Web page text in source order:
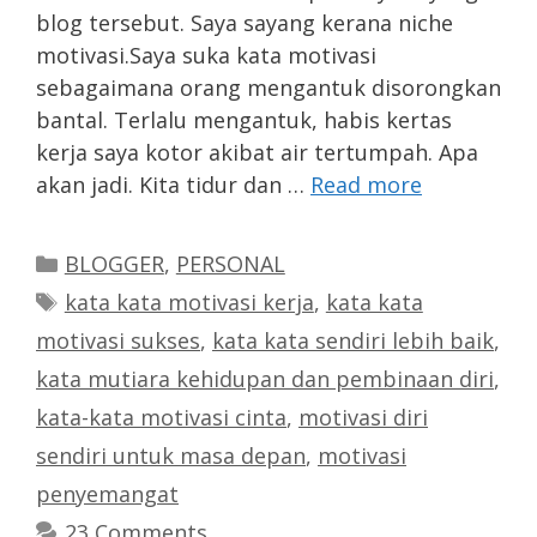
blog tersebut. Saya sayang kerana niche
motivasi.Saya suka kata motivasi
sebagaimana orang mengantuk disorongkan
bantal. Terlalu mengantuk, habis kertas
kerja saya kotor akibat air tertumpah. Apa
akan jadi. Kita tidur dan … Read more
Categories
BLOGGER, PERSONAL
Tags
kata kata motivasi kerja, kata kata
motivasi sukses, kata kata sendiri lebih baik,
kata mutiara kehidupan dan pembinaan diri,
kata-kata motivasi cinta, motivasi diri
sendiri untuk masa depan, motivasi
penyemangat